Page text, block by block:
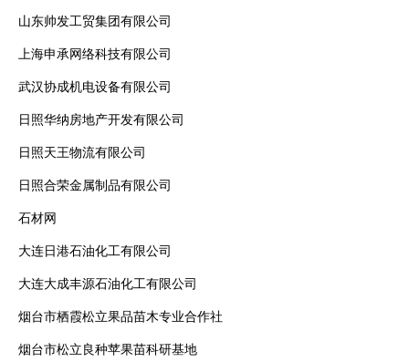
山东帅发工贸集团有限公司
上海申承网络科技有限公司
武汉协成机电设备有限公司
日照华纳房地产开发有限公司
日照天王物流有限公司
日照合荣金属制品有限公司
石材网
大连日港石油化工有限公司
大连大成丰源石油化工有限公司
烟台市栖霞松立果品苗木专业合作社
烟台市松立良种苹果苗科研基地